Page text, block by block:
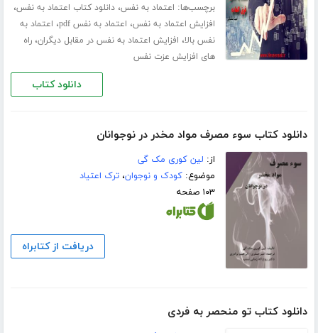
برچسب‌ها: اعتماد به نفس،دانلود کتاب اعتماد به نفس،
افزایش اعتماد به نفس، اعتماد به نفس pdf ، اعتماد به
نفس بالا، افزایش اعتماد به نفس در مقابل دیگران،راه
های افزایش عزت نفس
دانلود کتاب
دانلود کتاب سوء مصرف مواد مخدر در نوجوانان
از: لین کوری مک گی
موضوع:کودک و نوجوان،ترک اعتیاد
۱۰۳ صفحه
دریافت از کتابراه
دانلود کتاب تو منحصر به فردی